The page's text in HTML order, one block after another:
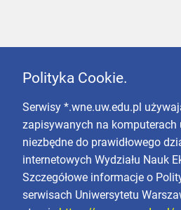
Polityka Cookie.
Serwisy *.wne.uw.edu.pl
zapisywanych na komputerach
niezbędne do prawidłowego
internetowych Wydziału Nauk
Szczegółowe informacje o
serwisach Uniwersytetu